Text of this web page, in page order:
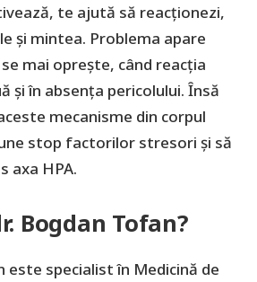
te ajută să reacționezi,
și mintea. Problema apare
mai oprește, când reacția
și în absența pericolului. Ȋnsă
mecanisme din corpul
stop factorilor stresori şi să
axa HPA.
Bogdan Tofan?
este specialist în Medicină de